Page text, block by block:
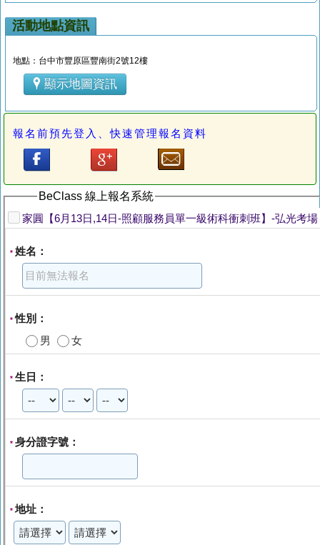
活動地點資訊
地點：台中市豐原區豐南街2號12樓
顯示地圖資訊
報名前預先登入、快速管理報名資料
BeClass 線上報名系統
家圓【6月13日,14日-照顧服務員單一級術科衝刺班】-弘光考場
* 姓名：
*性別：
男
女
* 生日：
* 身分證字號：
*地址：